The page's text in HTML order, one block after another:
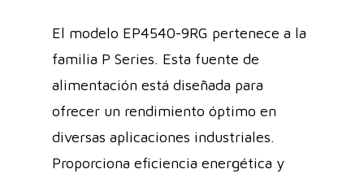
El modelo EP4540-9RG pertenece a la
familia P Series. Esta fuente de
alimentación está diseñada para
ofrecer un rendimiento óptimo en
diversas aplicaciones industriales.
Proporciona eficiencia energética y